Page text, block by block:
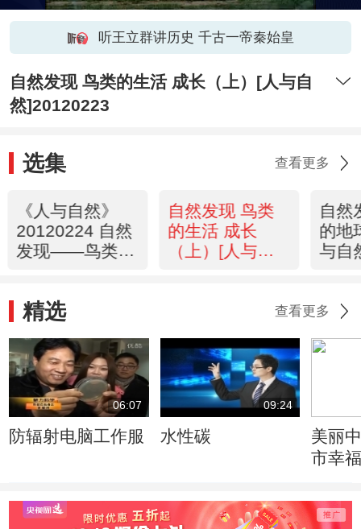
听王立群讲历史 千古一帝秦始皇
自然发现 鸟类的生活 成长（上）[人与自
然]20120223
选集 查看更多
《人与自然》
20120224 自然
发现——鸟类的
自然发现 鸟类
的生活 成长
（上）[人与自
自然
的地
与自
精选 查看更多
06:07
防辐射电脑工作服
09:24
水性碳
美丽
市幸